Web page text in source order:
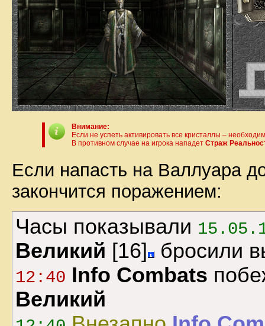
Внимание:
Если не успеть активировать все кристаллы –
В противном случае на игрока нападет Страж
Если напасть на Валлуара
закончится поражением:
Часы показывали
Великий [16] бросили
12:40 Info Combats
Великий